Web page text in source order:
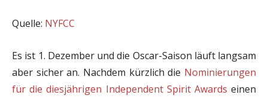
Quelle: NYFCC
Es ist 1. Dezember und die Oscar-Saison läuft langsam
aber sicher an. Nachdem kürzlich die Nominierungen
für die diesjährigen Independent Spirit Awards einen